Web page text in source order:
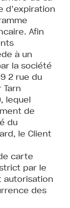
d’expiration
Afin
à un
la société
2 rue du
Tarn
lequel
de
du
le Client
carte
par le
autorisation
des